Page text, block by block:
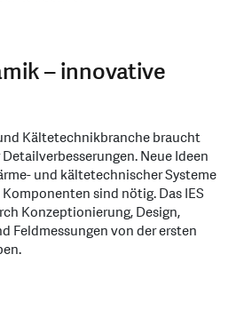
– innovative
Kältetechnikbranche braucht
Neue Ideen
und kältetechnischer Systeme
sind nötig. Das IES
Konzeptionierung, Design,
Feldmessungen von der ersten